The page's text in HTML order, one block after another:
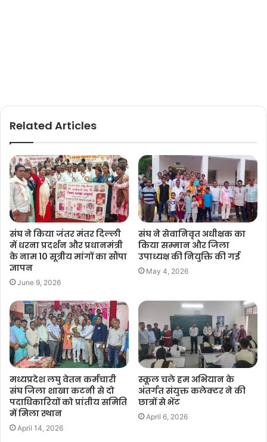
Related Articles
संघ ने किया जंतर मंतर दिल्ली
में धरना प्रदर्शन और प्रधानमंत्री
के नाम 10 सूत्रीय मांगों का सौंपा
ज्ञापन
June 9, 2026
संघ ने सेवानिवृत अधीक्षक का
किया सम्मान और जिला
उपाध्यक्ष की नियुक्ति की गई
May 4, 2026
मध्यप्रदेश लघु वेतन कर्मचारी
संघ जिला शाखा कटनी से दो
पदाधिकारियों को प्रांतीय समिति
में मिला स्थान
April 14, 2026
स्कूल चले हम अभियान के
अंतर्गत संयुक्त कलेक्टर ने की
छात्रों से भेंट
April 6, 2026